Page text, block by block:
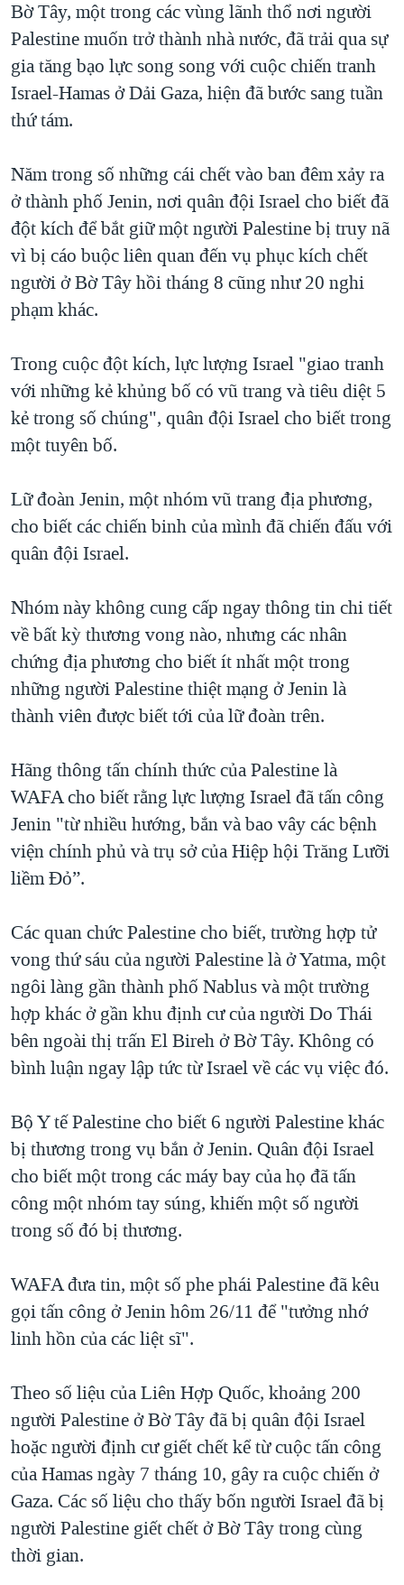
QUAN HỆ VIỆT MỸ
Bờ Tây, một trong các vùng lãnh thổ nơi người
Palestine muốn trở thành nhà nước, đã trải qua sự
gia tăng bạo lực song song với cuộc chiến tranh
Israel-Hamas ở Dải Gaza, hiện đã bước sang tuần
thứ tám.
Năm trong số những cái chết vào ban đêm xảy ra
ở thành phố Jenin, nơi quân đội Israel cho biết đã
đột kích để bắt giữ một người Palestine bị truy nã
vì bị cáo buộc liên quan đến vụ phục kích chết
người ở Bờ Tây hồi tháng 8 cũng như 20 nghi
phạm khác.
Trong cuộc đột kích, lực lượng Israel "giao tranh
với những kẻ khủng bố có vũ trang và tiêu diệt 5
kẻ trong số chúng", quân đội Israel cho biết trong
một tuyên bố.
Lữ đoàn Jenin, một nhóm vũ trang địa phương,
cho biết các chiến binh của mình đã chiến đấu với
quân đội Israel.
Nhóm này không cung cấp ngay thông tin chi tiết
về bất kỳ thương vong nào, nhưng các nhân
chứng địa phương cho biết ít nhất một trong
những người Palestine thiệt mạng ở Jenin là
thành viên được biết tới của lữ đoàn trên.
Hãng thông tấn chính thức của Palestine là
WAFA cho biết rằng lực lượng Israel đã tấn công
Jenin "từ nhiều hướng, bắn và bao vây các bệnh
viện chính phủ và trụ sở của Hiệp hội Trăng Lưỡi
liềm Đỏ”.
Các quan chức Palestine cho biết, trường hợp tử
vong thứ sáu của người Palestine là ở Yatma, một
ngôi làng gần thành phố Nablus và một trường
hợp khác ở gần khu định cư của người Do Thái
bên ngoài thị trấn El Bireh ở Bờ Tây. Không có
bình luận ngay lập tức từ Israel về các vụ việc đó.
Bộ Y tế Palestine cho biết 6 người Palestine khác
bị thương trong vụ bắn ở Jenin. Quân đội Israel
cho biết một trong các máy bay của họ đã tấn
công một nhóm tay súng, khiến một số người
trong số đó bị thương.
WAFA đưa tin, một số phe phái Palestine đã kêu
gọi tấn công ở Jenin hôm 26/11 để "tưởng nhớ
linh hồn của các liệt sĩ".
Theo số liệu của Liên Hợp Quốc, khoảng 200
người Palestine ở Bờ Tây đã bị quân đội Israel
hoặc người định cư giết chết kể từ cuộc tấn công
của Hamas ngày 7 tháng 10, gây ra cuộc chiến ở
Gaza. Các số liệu cho thấy bốn người Israel đã bị
người Palestine giết chết ở Bờ Tây trong cùng
thời gian.